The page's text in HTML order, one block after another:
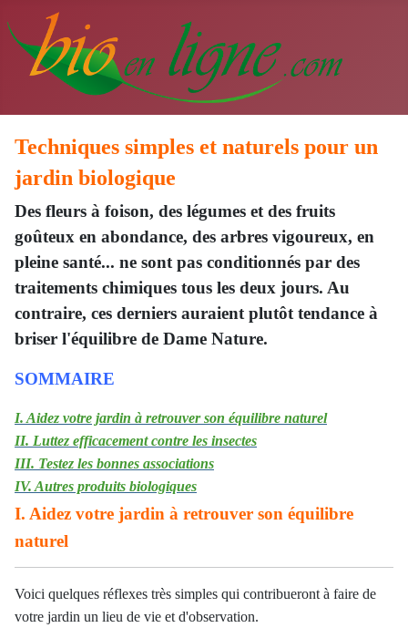
Techniques simples et naturels pour un
jardin biologique
Des fleurs à foison, des légumes et des fruits
goûteux en abondance, des arbres vigoureux, en
pleine santé... ne sont pas conditionnés par des
traitements chimiques tous les deux jours. Au
contraire, ces derniers auraient plutôt tendance à
briser l'équilibre de Dame Nature.
SOMMAIRE
I. Aidez votre jardin à retrouver son équilibre naturel
II. Luttez efficacement contre les insectes
III. Testez les bonnes associations
IV. Autres produits biologiques
I. Aidez votre jardin à retrouver son équilibre
naturel
Voici quelques réflexes très simples qui contribueront à faire de
votre jardin un lieu de vie et d'observation.